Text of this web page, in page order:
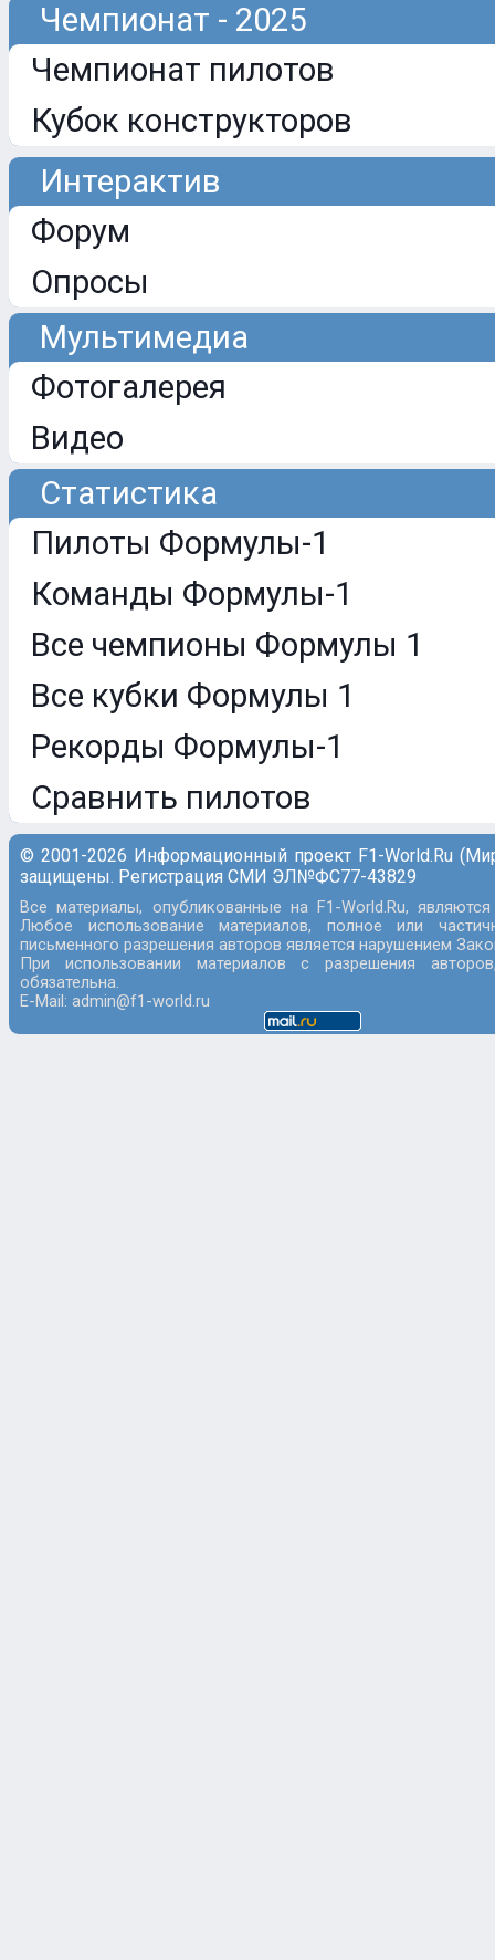
Чемпионат - 2025
Чемпионат пилотов
Кубок конструкторов
Интерактив
Форум
Опросы
Мультимедиа
Фотогалерея
Видео
Статистика
Пилоты Формулы-1
Команды Формулы-1
Все чемпионы Формулы 1
Все кубки Формулы 1
Рекорды Формулы-1
Сравнить пилотов
© 2001-2026 Информационный проект F1-World.Ru
защищены. Регистрация СМИ ЭЛ№ФС77-43829
Все материалы, опубликованные на F1-World.Ru,
Любое использование материалов, полное или
письменного разрешения авторов является нарушением
При использовании материалов с разрешения
обязательна.
E-Mail: admin@f1-world.ru